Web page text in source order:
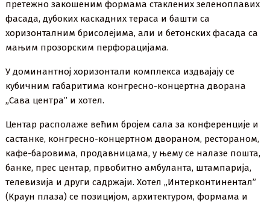
претежно закошеним формама стаклених зеленоплавих
фасада, дубоких каскадних тераса и башти са
хоризонталним брисолејима, али и бетонских фасада са
мањим прозорским перфорацијама.
У доминантној хоризонтали комплекса издвајају се
кубичним габаритима конгресно-концертна дворана
„Сава центра” и хотел.
Центар располаже већим бројем сала за конференције и
састанке, конгресно-концертном двораном, рестораном,
кафе-баровима, продавницама, у њему се налазе пошта,
банке, прес центар, првобитно амбуланта, штампарија,
телевизија и други садржаји. Хотел „Интерконтинентал”
(Краун плаза) се позицијом, архитектуром, формама и